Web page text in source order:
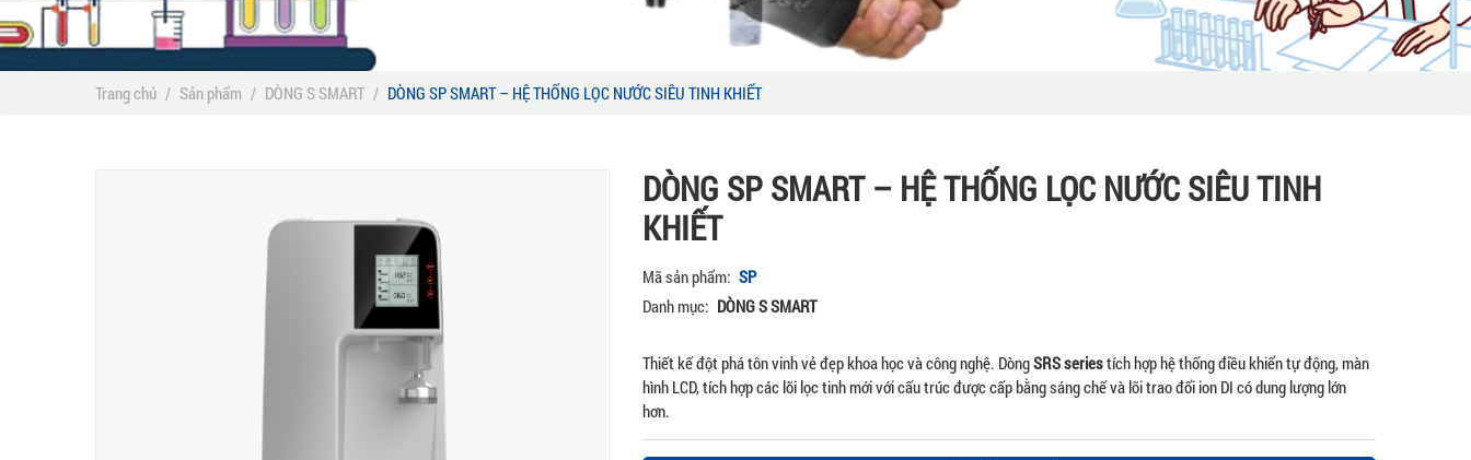
Trang chủ / Sản phẩm / DÒNG S SMART / DÒNG SP SMART – HỆ THỐNG LỌC NƯỚC SIÊU TINH KHIẾT
DÒNG SP SMART – HỆ THỐNG LỌC NƯỚC SIÊU TINH
KHIẾT
Mã sản phẩm: SP
Danh mục: DÒNG S SMART
Thiết kế đột phá tôn vinh vẻ đẹp khoa học và công nghệ. DòngSRS seriestích hợp hệ thống điều khiển tự động, màn
hình LCD, tích hợp các lõi lọc tinh mới với cấu trúc được cấp bằng sáng chế và lõi trao đổi ion DI có dung lượng lớn
hơn.